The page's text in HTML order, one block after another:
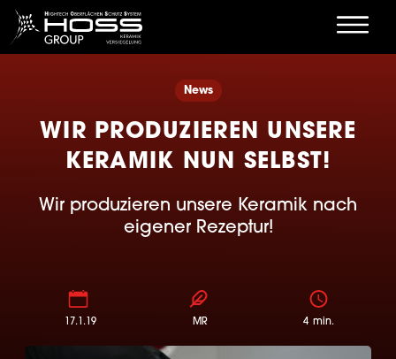
News
WIR PRODUZIEREN UNSERE
KERAMIK NUN SELBST!
Wir produzieren unsere Keramik nach
eigener Rezeptur!
17.1.19 MR 4 min.